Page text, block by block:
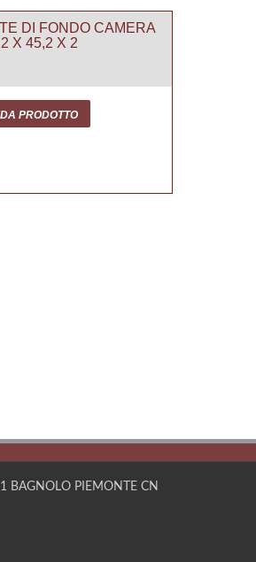
DI FONDO CAMERA
X 45,2 X 2
PRODOTTO
BAGNOLO PIEMONTE CN